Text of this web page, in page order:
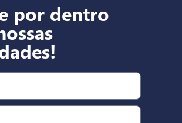
por dentro